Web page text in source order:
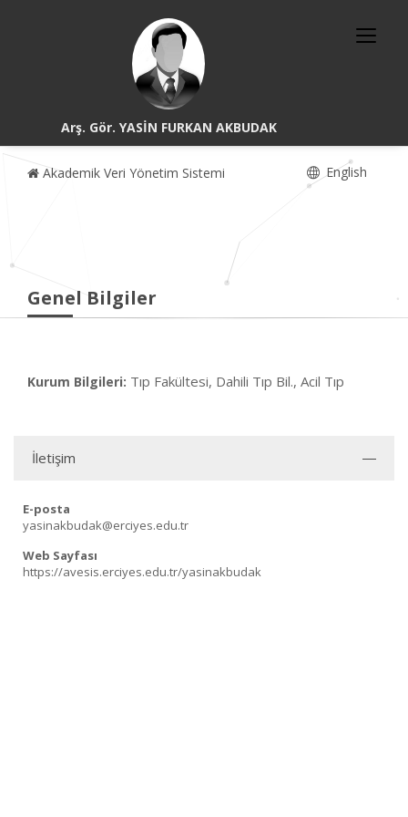
Arş. Gör. YASİN FURKAN AKBUDAK
Akademik Veri Yönetim Sistemi English
Genel Bilgiler
Kurum Bilgileri: Tıp Fakültesi, Dahili Tıp Bil., Acil Tıp
İletişim
E-posta
yasinakbudak@erciyes.edu.tr
Web Sayfası
https://avesis.erciyes.edu.tr/yasinakbudak